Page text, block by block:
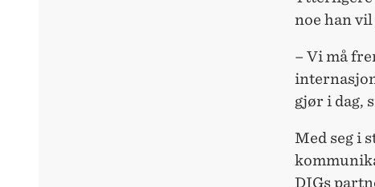
noe han
– Vi må
gjør i dag,
Med seg i
DIGs